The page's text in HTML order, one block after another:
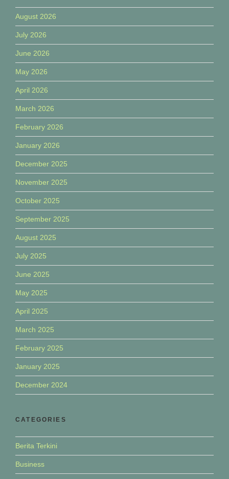
August 2026
July 2026
June 2026
May 2026
April 2026
March 2026
February 2026
January 2026
December 2025
November 2025
October 2025
September 2025
August 2025
July 2025
June 2025
May 2025
April 2025
March 2025
February 2025
January 2025
December 2024
CATEGORIES
Berita Terkini
Business